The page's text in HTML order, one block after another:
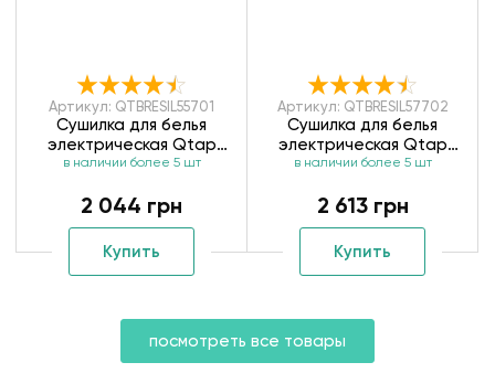
Артикул: QTBRESIL55701
Сушилка для белья
электрическая Qtap
Breeze QTBRESIL55701
в наличии более 5 шт
2 044 грн
Купить
Артикул: QTBRESIL57702
Сушилка для белья
электрическая Qtap
Breeze QTBRESIL57702
в наличии более 5 шт
2 613 грн
Купить
посмотреть все товары